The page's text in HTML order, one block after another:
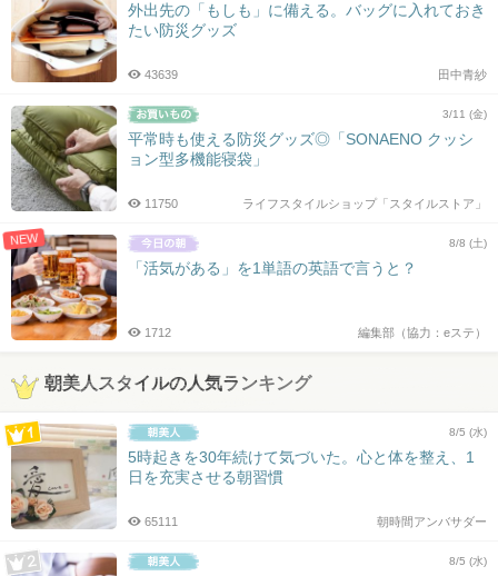
外出先の「もしも」に備える。バッグに入れておき
たい防災グッズ
田中青紗
43639
3/11 (金)
平常時も使える防災グッズ◎「SONAENO クッシ
ョン型多機能寝袋」
ライフスタイルショップ「スタイルストア」
11750
NEW 8/8 (土)
「活気がある」を1単語の英語で言うと？
編集部（協力：eステ）
1712
朝美人スタイルの人気ランキング
8/5 (水)
5時起きを30年続けて気づいた。心と体を整え、1
日を充実させる朝習慣
朝時間アンバサダー
65111
8/5 (水)